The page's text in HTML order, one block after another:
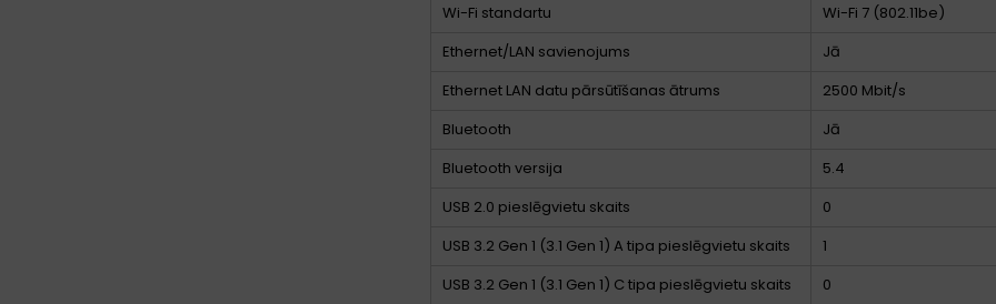
Wi-Fi standartu
Wi-Fi 7 (802.11be)
Ethernet/LAN savienojums
Jā
Ethernet LAN datu pārsūtīšanas ātrums
2500 Mbit/s
Bluetooth
Jā
Bluetooth versija
5.4
USB 2.0 pieslēgvietu skaits
0
USB 3.2 Gen 1 (3.1 Gen 1) A tipa pieslēgvietu skaits
1
USB 3.2 Gen 1 (3.1 Gen 1) C tipa pieslēgvietu skaits
0